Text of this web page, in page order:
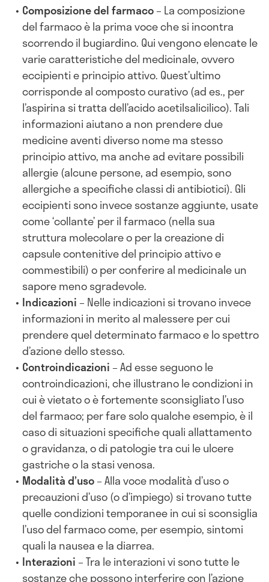
Composizione del farmaco– La composizione
del farmaco è la prima voce che si incontra
scorrendo il bugiardino. Qui vengono elencate le
varie caratteristiche del medicinale, ovvero
eccipienti e principio attivo. Quest’ultimo
corrisponde al composto curativo (ad es., per
l’aspirina si tratta dell’acido acetilsalicilico). Tali
informazioni aiutano a non prendere due
medicine aventi diverso nome ma stesso
principio attivo, ma anche ad evitare possibili
allergie (alcune persone, ad esempio, sono
allergiche a specifiche classi di antibiotici). Gli
eccipienti sono invece sostanze aggiunte, usate
come ‘collante’ per il farmaco (nella sua
struttura molecolare o per la creazione di
capsule contenitive del principio attivo e
commestibili) o per conferire al medicinale un
sapore meno sgradevole.
Indicazioni – Nelle indicazioni si trovano invece
informazioni in merito al malessere per cui
prendere quel determinato farmaco e lo spettro
d’azione dello stesso.
Controindicazioni – Ad esse seguono le
controindicazioni, che illustrano le condizioni in
cui è vietato o è fortemente sconsigliato l’uso
del farmaco; per fare solo qualche esempio, è il
caso di situazioni specifiche quali allattamento
o gravidanza, o di patologie tra cui le ulcere
gastriche o la stasi venosa.
Modalità d’uso– Alla voce modalità d’uso o
precauzioni d’uso (o d’impiego) si trovano tutte
quelle condizioni temporanee in cui si sconsiglia
l’uso del farmaco come, per esempio, sintomi
quali la nausea e la diarrea.
Interazioni –Tra le interazioni vi sono tutte le
sostanze che possono interferire con l’azione